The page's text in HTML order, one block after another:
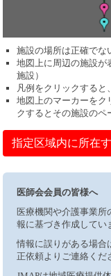
施設の場所は正確でな
地図上に周辺の施設が
施設）
凡例をクリックすると
地図上のマーカーをク
クするとその施設のペ
指定区域内に所在
医師会会員の皆様へ
医療機関や介護事業所
報に基づき作成してい
情報に誤りがある場合
正依頼よりご連絡くだ